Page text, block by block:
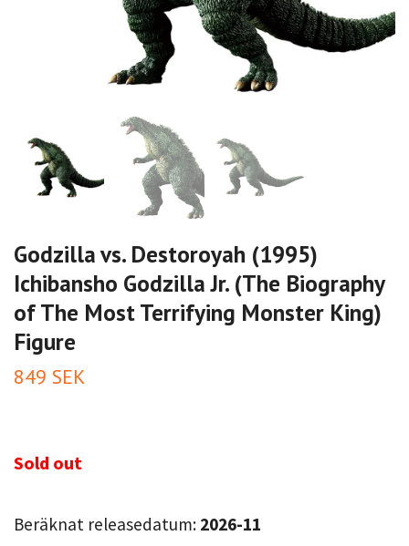
Godzilla vs. Destoroyah (1995)
Ichibansho Godzilla Jr. (The Biography
of The Most Terrifying Monster King)
Figure
849 SEK
Sold out
Beräknat releasedatum: 2026-11